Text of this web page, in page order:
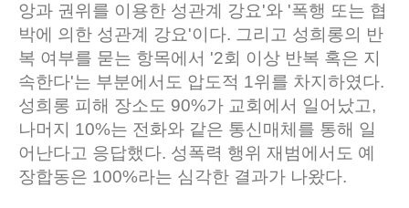
앙과 권위를 이용한 성관계 강요'와 '폭행 또는 협
박에 의한 성관계 강요'이다. 그리고 성희롱의 반
복 여부를 묻는 항목에서 '2회 이상 반복 혹은 지
속한다'는 부분에서도 압도적 1위를 차지하였다.
성희롱 피해 장소도 90%가 교회에서 일어났고,
나머지 10%는 전화와 같은 통신매체를 통해 일
어난다고 응답했다. 성폭력 행위 재범에서도 예
장합동은 100%라는 심각한 결과가 나왔다.